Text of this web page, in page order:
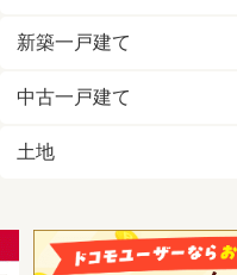
新築一戸建て
中古一戸建て
土地